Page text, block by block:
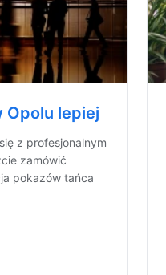
Opolu lepiej
z profesjonalnym
zamówić
pokazów tańca